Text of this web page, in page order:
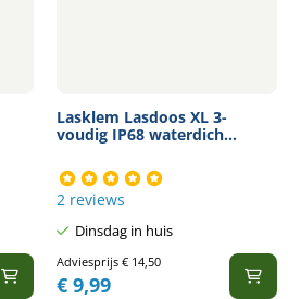
Lasklem Lasdoos XL 3-
voudig IP68 waterdich...
2 reviews
Dinsdag in huis
Adviesprijs €14,50
€9,99